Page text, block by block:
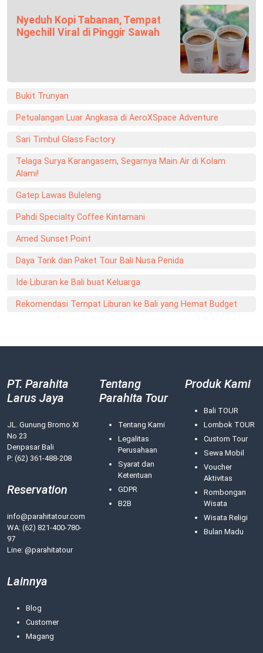
Nyeduh Kopi Tabanan, Tempat
Ngechill Viral di Pinggir Sawah
Bukit Trunyan
Petualangan Luar Angkasa di AeroXSpace Adventure
Sari Timbul Glass Factory
Telaga Surya Karangasem, Segarnya Main Air di Kolam
Alami!
Gatep Lawas Buleleng
Pahdi Specialty Coffee Kintamani
Amed Sunset Point
Daya Tarik dan Paket Tour Bali Nusa Penida
Ide Liburan ke Bali buat Keluarga
Rekomendasi Tempat Liburan ke Bali yang Hemat Budget
PT. Parahita
Larus Jaya
JL. Gunung Bromo XI
No 23
Denpasar Bali
P: (62) 361-488-208
Reservation
info@parahitatour.com
WA: (62) 821-400-780-
97
Line: @parahitatour
Tentang
Parahita Tour
Tentang Kami
Legalitas
Perusahaan
Syarat dan
Ketentuan
GDPR
B2B
Produk Kami
Bali TOUR
Lombok TOUR
Custom Tour
Sewa Mobil
Voucher
Aktivitas
Rombongan
Wisata
Wisata Religi
Bulan Madu
Lainnya
Blog
Customer
Magang